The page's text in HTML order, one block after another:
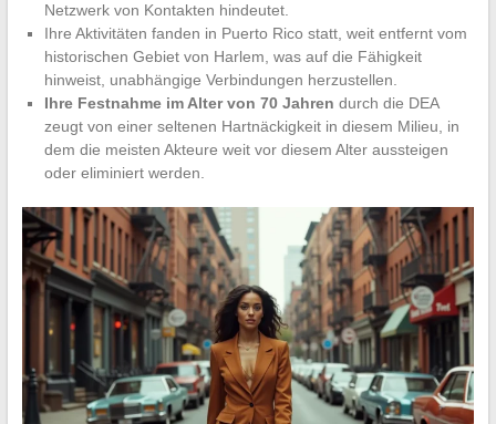
Netzwerk von Kontakten hindeutet.
Ihre Aktivitäten fanden in Puerto Rico statt, weit entfernt vom
historischen Gebiet von Harlem, was auf die Fähigkeit
hinweist, unabhängige Verbindungen herzustellen.
Ihre Festnahme im Alter von 70 Jahren durch die DEA
zeugt von einer seltenen Hartnäckigkeit in diesem Milieu, in
dem die meisten Akteure weit vor diesem Alter aussteigen
oder eliminiert werden.